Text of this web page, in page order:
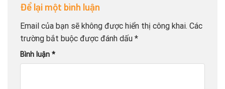
Để lại một bình luận
Email của bạn sẽ không được hiển thị công khai. Các
trường bắt buộc được đánh dấu *
Bình luận *